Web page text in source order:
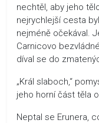
nechtěl, aby jeho
nejrychlejší cesta
nejméně očekával.
Carnicovo
díval se do
„Král slaboch,“
jeho horní část těla
Neptal se Erunera,